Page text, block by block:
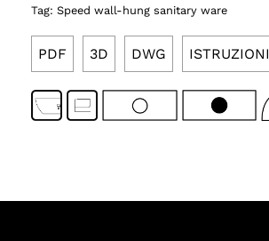
Tag: Speed wall-hung sanitary ware
PDF 3D DWG ISTRUZIONI